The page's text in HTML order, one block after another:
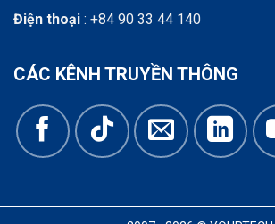
Điện thoại : +84 90 33 44 140
CÁC KÊNH TRUYỀN THÔNG